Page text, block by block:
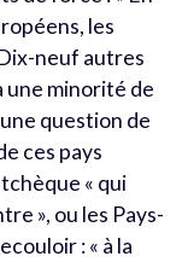
les
neuf autres
une minorité de
question de
ces pays
« qui
», ou les Pays-
: « à la